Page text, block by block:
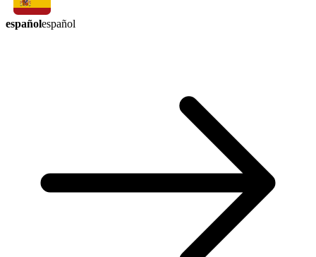
españolespañol